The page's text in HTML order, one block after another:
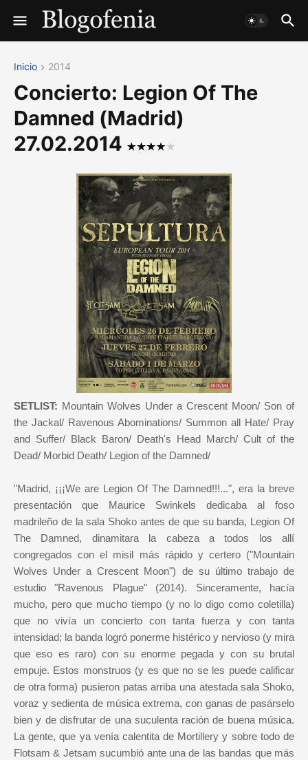
Inicio 2014
Concierto: Legion Of The
Damned (Madrid)
27.02.2014
SETLIST: Mountain Wolves Under a Crescent Moon/ Son of
the Jackal/ Ravenous Abominations/ Summon all Hate/ Pray
and Suffer/ Black Baron/ Death's Head March/ Cult of the
Dead/ Morbid Death/ Legion of the Damned/
"Madrid, ¡¡¡We are Legion Of The Damned!!!...", era la breve
presentación que Maurice Swinkels dedicaba al foso
madrileño de la sala Shoko antes de que su banda, Legion Of
The Damned, dinamitara la cabeza a todos los allí
congregados con el misil más rápido y certero ("Mountain
Wolves Under a Crescent Moon") de su último trabajo de
estudio "Ravenous Plague" (2014). Sinceramente, hacía
mucho, pero que mucho tiempo (y no lo digo como coletilla)
que no vivía un concierto con tanta fuerza y con tanta
intensidad; la banda logró ponerme histérico y nervioso (y mira
que eso es raro) con su enorme pegada y con su brutal
empuje. Estos monstruos (y es que no se les puede calificar
de otra forma) pusieron patas arriba una atestada sala Shoko,
voraz y sedienta de música extrema, con ganas de pasárselo
bien y de disfrutar de una suculenta ración de buena música.
La gente, que ya venía calentita de Mortillery y sobre todo de
Flotsam & Jetsam sucumbió ante una de las bandas que más